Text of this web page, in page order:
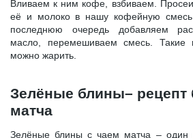
Вливаем к ним кофе, взбиваем.
её и молоко в нашу кофейную
последнюю очередь добавляем
масло, перемешиваем смесь.
можно жарить.
Зелёные блины– рецепт
матча
Зелёные блины с чаем матча – один